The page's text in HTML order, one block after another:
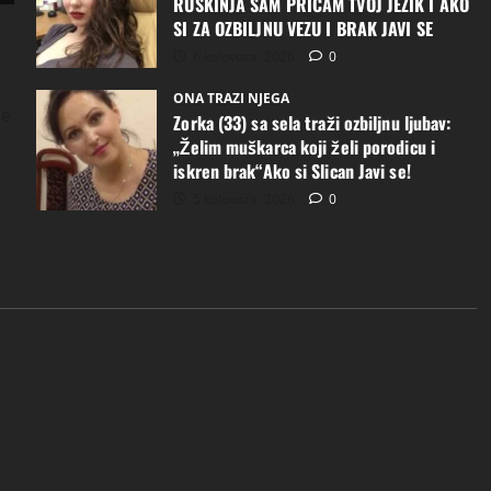
SI ZA OZBILJNU VEZU I BRAK JAVI SE
0
ONA TRAZI NJEGA
Zorka (33) sa sela traži ozbiljnu ljubav:
„Želim muškarca koji želi porodicu i
iskren brak“Ako si Slican Javi se!
0